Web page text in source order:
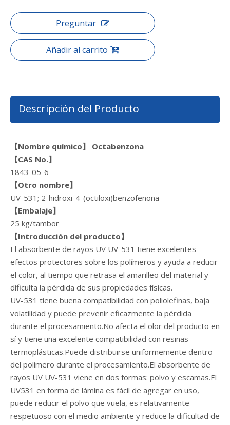
Preguntar
Añadir al carrito
Descripción del Producto
【Nombre químico】
Octabenzona
【CAS No.】
1843-05-6
【Otro nombre】
UV-531; 2-hidroxi-4-(octiloxi)benzofenona
【Embalaje】
25 kg/tambor
【Introducción del producto】
El absorbente de rayos UV UV-531 tiene excelentes
efectos protectores sobre los polímeros y ayuda a reducir
el color, al tiempo que retrasa el amarilleo del material y
dificulta la pérdida de sus propiedades físicas.
UV-531 tiene buena compatibilidad con poliolefinas, baja
volatilidad y puede prevenir eficazmente la pérdida
durante el procesamiento.No afecta el olor del producto en
sí y tiene una excelente compatibilidad con resinas
termoplásticas.Puede distribuirse uniformemente dentro
del polímero durante el procesamiento.El absorbente de
rayos UV UV-531 viene en dos formas: polvo y escamas.El
UV531 en forma de lámina es fácil de agregar en uso,
puede reducir el polvo que vuela, es relativamente
respetuoso con el medio ambiente y reduce la dificultad de